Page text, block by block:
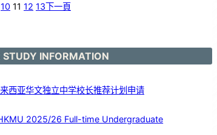
10 11 12 13下一頁
STUDY INFORMATION
西亚华文独立中学校长推荐计划申请
2025/26 Full-time Undergraduate